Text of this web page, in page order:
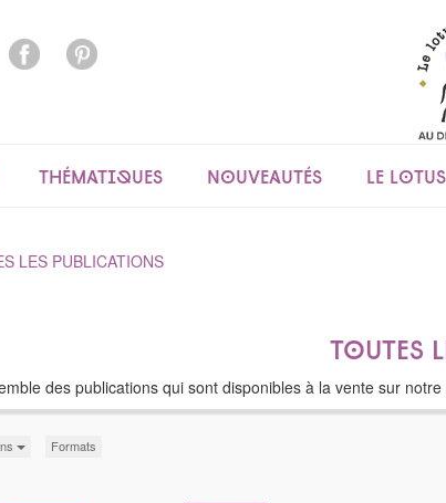
Thématiques Nouveautés Le
LES PUBLICATIONS
Toutes
des publications qui sont disponibles à la vente sur notre
Formats